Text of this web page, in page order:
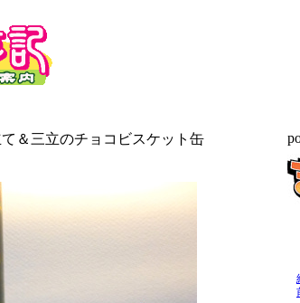
＆三立のチョコビスケット缶